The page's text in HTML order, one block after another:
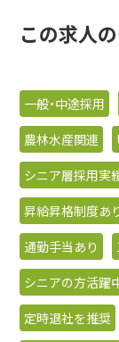
この求人
一般・中途採用
農林水産関連
シニア層採用実
昇給昇格制度あ
通勤手当あり
シニアの方活躍
定時退社を推奨